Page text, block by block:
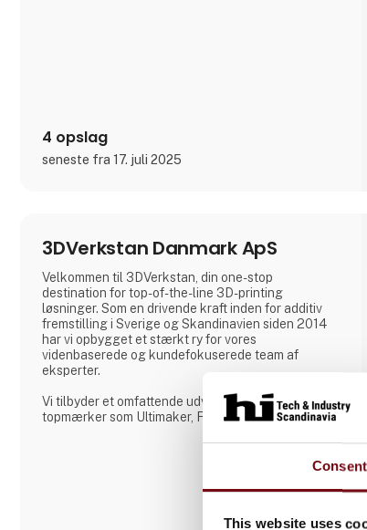
Consent
This website uses
4 opslag
seneste fra 17. juli 2025
3DVerkstan Danmark ApS
Velkommen til 3DVerkstan, din one-stop
destination for top-of-the-line 3D-printing
løsninger. Som en drivende kraft inden for additiv
fremstilling i Sverige og Skandinavien siden 2014
har vi opbygget et stærkt ry for vores
videnbaserede og kundefokuserede team af
eksperter.
Vi tilbyder et omfattende udvalg af 3D-printere fra
topmærker som Ultimaker, Formlabs, Markforged,
enestående service og support. Vores tætte
samarbejde med brancheførende virksomheder gør
printteknologi til kunder over hele verden.
Hos 3DVerkstan har vi stor erfaring og viden i